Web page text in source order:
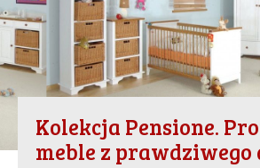
Kolekcja Pensione.
meble z